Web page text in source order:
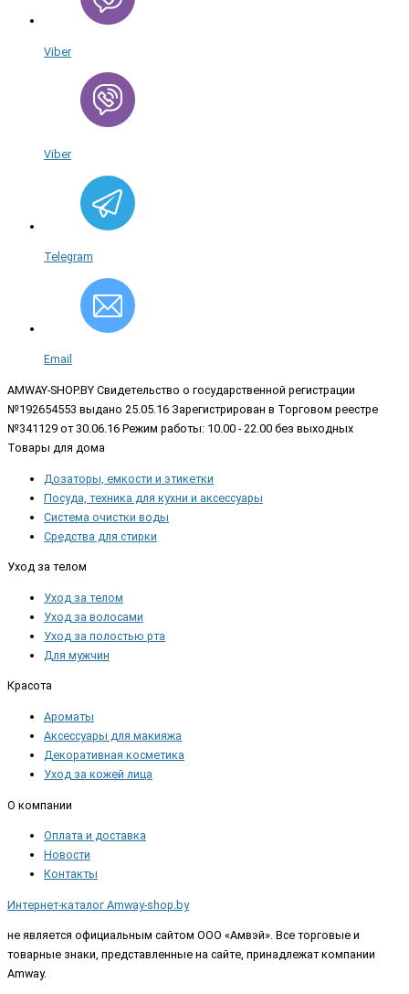
Viber
Viber
Telegram
Email
AMWAY-SHOP.BY Свидетельство о государственной регистрации
№192654553 выдано 25.05.16 Зарегистрирован в Торговом реестре
№341129 от 30.06.16 Режим работы: 10.00 - 22.00 без выходных
Товары для дома
Дозаторы, емкости и этикетки
Посуда, техника для кухни и аксессуары
Система очистки воды
Средства для стирки
Уход за телом
Уход за телом
Уход за волосами
Уход за полостью рта
Для мужчин
Красота
Ароматы
Аксессуары для макияжа
Декоративная косметика
Уход за кожей лица
О компании
Оплата и доставка
Новости
Контакты
Интернет-каталог Amway-shop.by
не является официальным сайтом ООО «Амвэй». Все торговые и
товарные знаки, представленные на сайте, принадлежат компании
Amway.